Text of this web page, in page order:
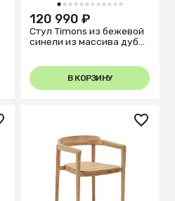
1 2 3 4 5 6 7 8 9 101112
120 990 ₽
Стул Timons из бежевой
синели из массива дуба
В КОРЗИНУ